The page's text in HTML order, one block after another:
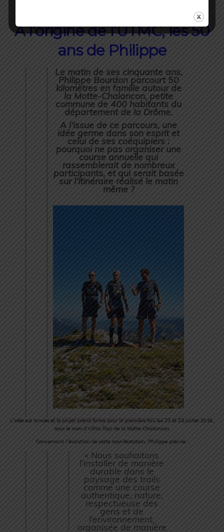
A l’origine de l’UTMC, les 50
ans de Philippe
Le matin de ses cinquante ans,
Philippe Bourdon parcourt 50
kilomètres en famille autour de
la Motte-Chalancon, petite
commune de 400 habitants du
département de la Drôme.
A l’issue de ce parcours, une
idée germe dans son esprit et
celui de ses coéquipiers :
pourquoi ne pas organiser une
course annuelle qui
rassemblerait de nombreux
participants, et qui serait basée
sur l’itinéraire réalisé le matin
même ?
L’idée est lancée et le projet prend forme pour la première fois les 23 et 24 juillet 2016,
sous le nom d’Ultra-Tour de la Motte-Chalancon.
Concernant l’évolution de cette manifestation, Philippe précise :
« Nous souhaitons
l’installer de manière
durable dans le
paysage des trails
comme une course
authentique, nature,
respectueuse des
gens et de
l’environnement,
organisée de manière